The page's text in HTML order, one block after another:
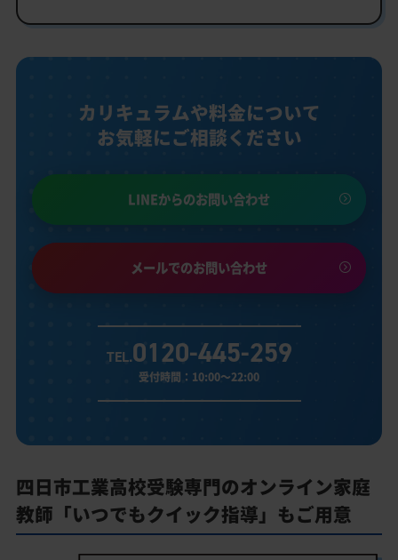
カリキュラムや料金について
お気軽にご相談ください
LINEからのお問い合わせ
メールでのお問い合わせ
TEL.0120-445-259
受付時間：10:00～22:00
四日市工業高校受験専門のオンライン家庭
教師「いつでもクイック指導」もご用意